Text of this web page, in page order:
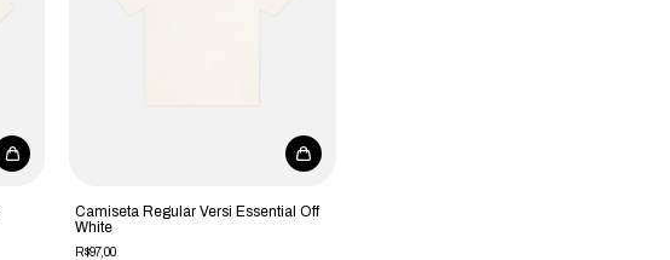
Camiseta Regular Versi Essential Off
White
R$97,00